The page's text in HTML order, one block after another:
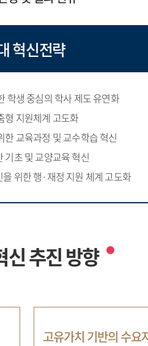
혁신전략
학생 중심의 학사 제도 유연화
형 지원체계 고도화
한 교육과정 및 교수학습 혁신
기초 및 교양교육 혁신
위한 행·재정 지원 체계 고도화
신 추진 방향
고유가치 기반의 수요